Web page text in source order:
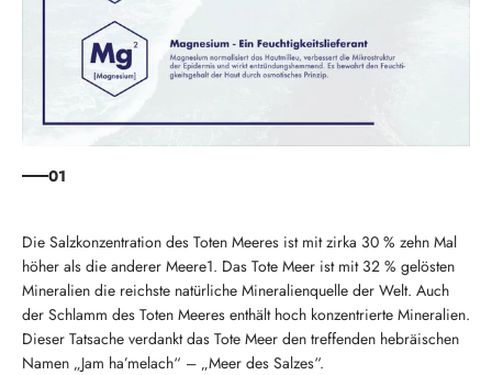
01
Die Salzkonzentration des Toten Meeres ist mit zirka 30 % zehn Mal
höher als die anderer Meere1. Das Tote Meer ist mit 32 % gelösten
Mineralien die reichste natürliche Mineralienquelle der Welt. Auch
der Schlamm des Toten Meeres enthält hoch konzentrierte Mineralien.
Dieser Tatsache verdankt das Tote Meer den treffenden hebräischen
Namen „Jam ha’melach“ – „Meer des Salzes“.